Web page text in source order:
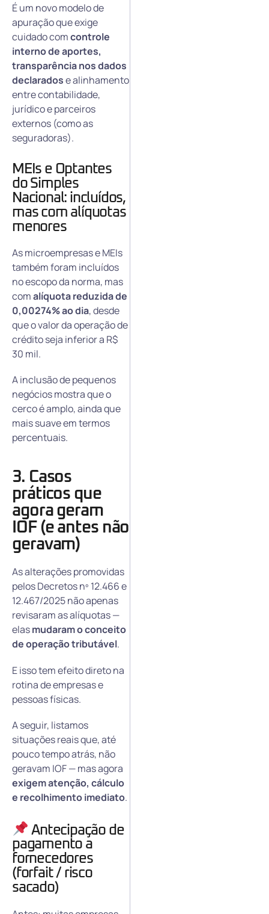
É um novo modelo de
apuração que exige
cuidado comcontrole
interno de aportes,
transparência nos dados
declaradose alinhamento
entre contabilidade,
jurídico e parceiros
externos (como as
seguradoras).
MEIs e Optantes
do Simples
Nacional: incluídos,
mas com alíquotas
menores
As microempresas e MEIs
também foram incluídos
no escopo da norma, mas
comalíquota reduzida de
0,00274% ao dia, desde
que o valor da operação de
crédito seja inferior a R$
30 mil.
A inclusão de pequenos
negócios mostra que o
cerco é amplo, ainda que
mais suave em termos
percentuais.
3. Casos
práticos que
agora geram
IOF (e antes não
geravam)
As alterações promovidas
pelos Decretos nº 12.466 e
12.467/2025 não apenas
revisaram as alíquotas —
elasmudaram o conceito
de operação tributável.
E isso tem efeito direto na
rotina de empresas e
pessoas físicas.
A seguir, listamos
situações reais que, até
pouco tempo atrás, não
geravam IOF — mas agora
exigem atenção, cálculo
e recolhimento imediato.
Antecipação de
pagamento a
fornecedores
(forfait / risco
sacado)